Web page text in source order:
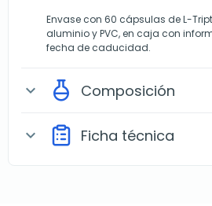
Envase con 60 cápsulas de L-
aluminio y PVC, en caja con
fecha de caducidad.
expand_more Composición
expand_more Ficha técnica